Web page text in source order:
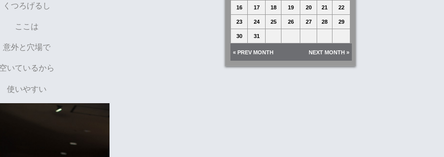
くつろげるし
ここは
意外と穴場で
いているから
使いやすい
16 17 18 19 20 21 22
23 24 25 26 27 28 29
30 31
« PREV MONTH NEXT MONTH »